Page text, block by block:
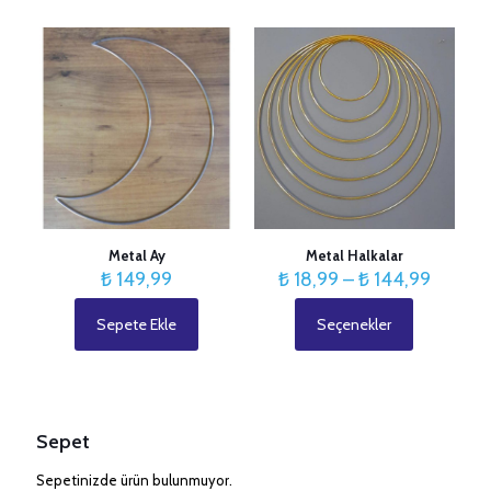
fazla
varyasyonu
var.
Seçenekler
ürün
sayfasından
seçilebilir
Metal Ay
₺ 149,99
Sepete Ekle
Metal Halkalar
₺18,99 –₺144,99Fiyat
Seçenekler
ürünün
Sepet
Sepetinizde ürün bulunmuyor.